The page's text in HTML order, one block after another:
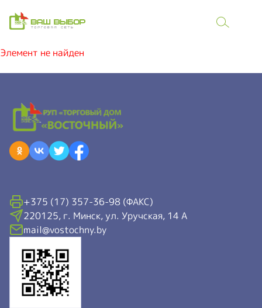
Элемент не найден
+375 (17) 357-36-98 (ФАКС)
220125, г. Минск, ул. Уручская, 14 А
mail@vostochny.by